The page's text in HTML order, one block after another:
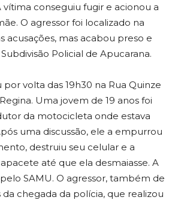
vítima conseguiu fugir e acionou a
O agressor foi localizado na
acusações, mas acabou preso e
Policial de Apucarana.
volta das 19h30 na Rua Quinze
Uma jovem de 19 anos foi
da motocicleta onde estava
uma discussão, ele a empurrou
destruiu seu celular e a
até que ela desmaiasse. A
SAMU. O agressor, também de
da chegada da polícia, que realizou